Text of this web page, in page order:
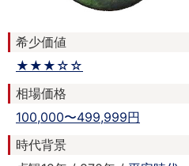
希少価値
★★★☆☆
相場価格
100,000〜499,999円
時代背景